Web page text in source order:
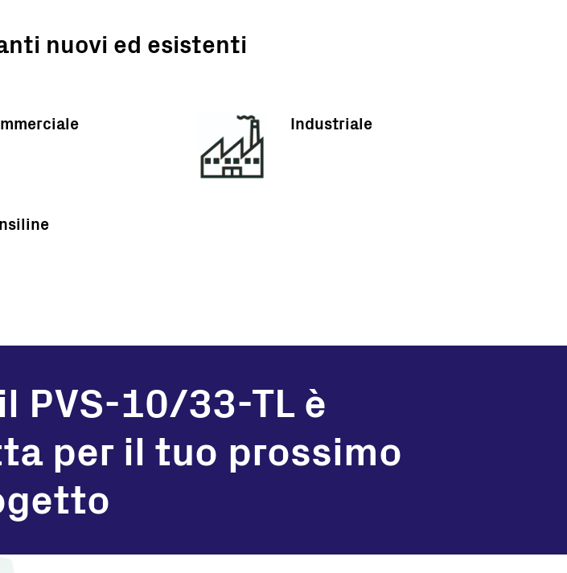
nuovi ed esistenti
Industriale
PVS-10/33-TL è
per il tuo prossimo